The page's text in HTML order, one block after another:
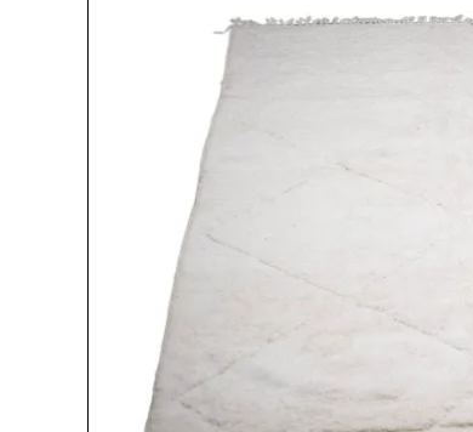
Pip Studio Teppiche